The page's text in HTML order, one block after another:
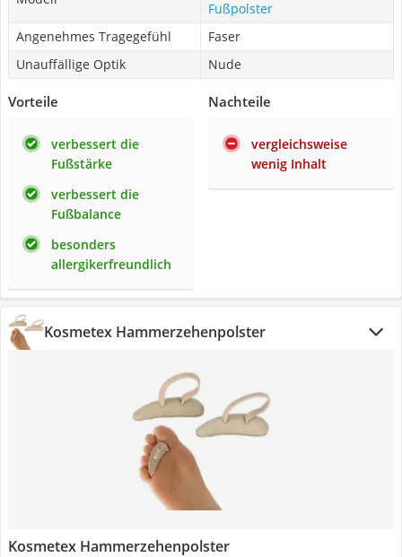
Fußpolster
Angenehmes Tragegefühl
Faser
Unauffällige Optik
Nude
Vorteile
verbessert die
Fußstärke
verbessert die
Fußbalance
besonders
allergikerfreundlich
Nachteile
vergleichsweise
wenig Inhalt
Kosmetex Hammerzehenpolster
Kosmetex Hammerzehenpolster